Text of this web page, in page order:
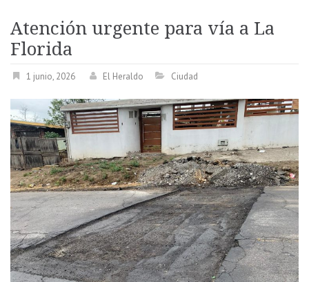
Atención urgente para vía a La
Florida
1 junio, 2026 El Heraldo Ciudad